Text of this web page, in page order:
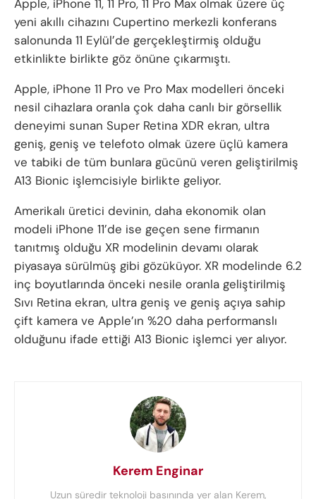
Apple, iPhone 11, 11 Pro, 11 Pro Max olmak üzere üç
yeni akıllı cihazını Cupertino merkezli konferans
salonunda 11 Eylül’de gerçekleştirmiş olduğu
etkinlikte birlikte göz önüne çıkarmıştı.
Apple, iPhone 11 Pro ve Pro Max modelleri önceki
nesil cihazlara oranla çok daha canlı bir görsellik
deneyimi sunan Super Retina XDR ekran, ultra
geniş, geniş ve telefoto olmak üzere üçlü kamera
ve tabiki de tüm bunlara gücünü veren geliştirilmiş
A13 Bionic işlemcisiyle birlikte geliyor.
Amerikalı üretici devinin, daha ekonomik olan
modeli iPhone 11’de ise geçen sene firmanın
tanıtmış olduğu XR modelinin devamı olarak
piyasaya sürülmüş gibi gözüküyor. XR modelinde 6.2
inç boyutlarında önceki nesile oranla geliştirilmiş
Sıvı Retina ekran, ultra geniş ve geniş açıya sahip
çift kamera ve Apple’ın %20 daha performanslı
olduğunu ifade ettiği A13 Bionic işlemci yer alıyor.
Kerem Enginar
Uzun süredir teknoloji basınında yer alan Kerem,